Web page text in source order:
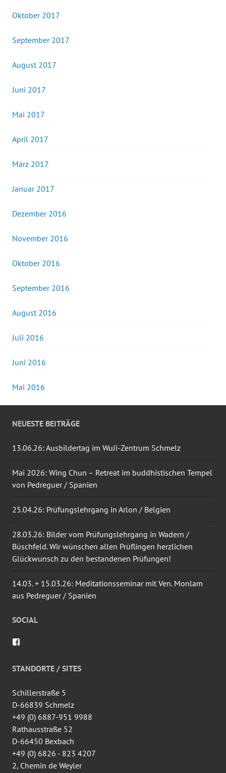
Oktober 2017
September 2017
August 2017
Juni 2017
Mai 2017
April 2017
März 2017
Januar 2017
Dezember 2016
November 2016
Oktober 2016
September 2016
August 2016
Juli 2016
Juni 2016
Mai 2016
NEUESTE BEITRÄGE
13.06.26: Ausbildertag im WuJi-Zentrum Schmelz
Mai 2026: Wing Chun – Retreat im buddhistischen Tempel
von Pedreguer / Spanien
25.04.26: Prüfungslehrgang in Arlon / Belgien
28.03.26: Bilder vom Prüfungslehrgang in Wadern /
Büschfeld. Wir wünschen allen Prüflingen herzlichen
Glückwunsch zu den bestandenen Prüfungen!
14.03. + 15.03.26: Meditationsseminar mit Ven. Monlam
aus Pedreguer / Spanien
SOCIAL
auf
Facebook
STANDORTE / SITES
Schillerstraße 5
D-66839 Schmelz
+49 (0) 6887-951 9988
Rathausstraße 52
D-66450 Bexbach
+49 (0) 6826 - 823 4207
2, Chemin de Weyler